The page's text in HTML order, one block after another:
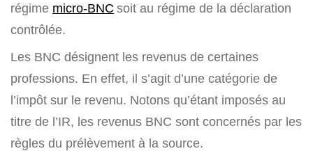
régime micro-BNC soit au régime de la déclaration
contrôlée.
Les BNC désignent les revenus de certaines
professions. En effet, il s’agit d’une catégorie de
l’impôt sur le revenu. Notons qu’étant imposés au
titre de l’IR, les revenus BNC sont concernés par les
règles du prélèvement à la source.